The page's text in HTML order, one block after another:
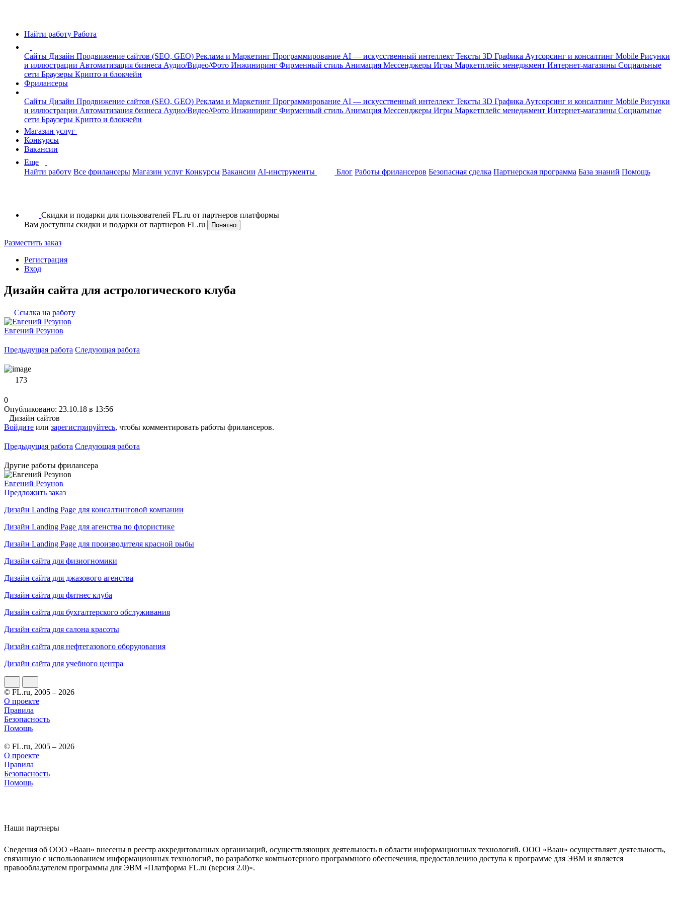
Найти работу Работа
Сайты Дизайн Продвижение сайтов (SEO, GEO) Реклама и Маркетинг Программирование AI — искусственный интеллект Тексты 3D Графика Аутсорсинг и консалтинг Mobile Рисунки
и иллюстрации Автоматизация бизнеса Аудио/Видео/Фото Инжиниринг Фирменный стиль Анимация Мессенджеры Игры Маркетплейс менеджмент Интернет-магазины Социальные
сети Браузеры Крипто и блокчейн
Фрилансеры
Сайты Дизайн Продвижение сайтов (SEO, GEO) Реклама и Маркетинг Программирование AI — искусственный интеллект Тексты 3D Графика Аутсорсинг и консалтинг Mobile Рисунки
и иллюстрации Автоматизация бизнеса Аудио/Видео/Фото Инжиниринг Фирменный стиль Анимация Мессенджеры Игры Маркетплейс менеджмент Интернет-магазины Социальные
сети Браузеры Крипто и блокчейн
Магазин услуг
Конкурсы
Вакансии
Еще
Найти работу Все фрилансеры Магазин услуг Конкурсы Вакансии AI-инструменты Блог Работы фрилансеров Безопасная сделка Партнерская программа База знаний Помощь
Скидки и подарки для пользователей FL.ru от партнеров платформы
Вам доступны скидки и подарки от партнеров FL.ru
Понятно
Разместить заказ
Регистрация
Вход
Дизайн сайта для астрологического клуба
Ссылка на работу
Евгений Резунов
Предыдущая работа Следующая работа
173
0
Опубликовано: 23.10.18 в 13:56
Дизайн сайтов
Войдите или зарегистрируйтесь, чтобы комментировать работы фрилансеров.
Предыдущая работа Следующая работа
Другие работы фрилансера
Евгений Резунов
Предложить заказ
Дизайн Landing Page для консалтинговой компании
Дизайн Landing Page для агенства по флористике
Дизайн Landing Page для производителя красной рыбы
Дизайн сайта для физиогномики
Дизайн сайта для джазового агенства
Дизайн сайта для фитнес клуба
Дизайн сайта для бухгалтерского обслуживания
Дизайн сайта для салона красоты
Дизайн сайта для нефтегазового оборудования
Дизайн сайта для учебного центра
© FL.ru, 2005 – 2026
О проекте
Правила
Безопасность
Помощь
© FL.ru, 2005 – 2026
О проекте
Правила
Безопасность
Помощь
Наши партнеры
Сведения об ООО «Ваан» внесены в реестр аккредитованных организаций, осуществляющих деятельность в области информационных технологий. ООО «Ваан» осуществляет деятельность,
связанную с использованием информационных технологий, по разработке компьютерного программного обеспечения, предоставлению доступа к программе для ЭВМ и является
правообладателем программы для ЭВМ «Платформа FL.ru (версия 2.0)».